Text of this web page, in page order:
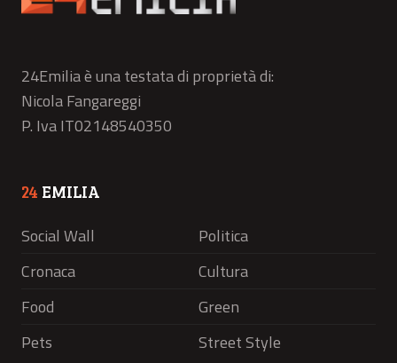
24Emilia è una testata di proprietà di:
Nicola Fangareggi
P. Iva IT02148540350
24 EMILIA
Social Wall
Politica
Cronaca
Cultura
Food
Green
Pets
Street Style